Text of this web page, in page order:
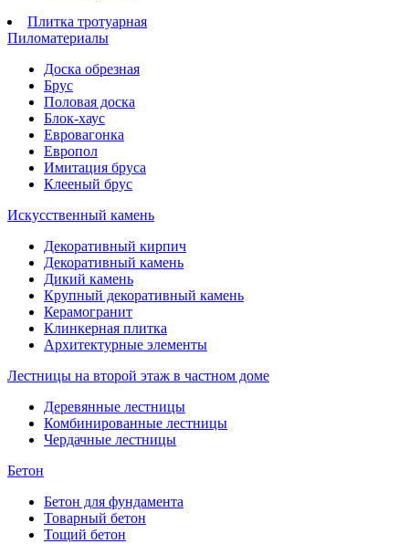
Плитка тротуарная
Пиломатериалы
Доска обрезная
Брус
Половая доска
Блок-хаус
Евровагонка
Европол
Имитация бруса
Клееный брус
Искусственный камень
Декоративный кирпич
Декоративный камень
Дикий камень
Крупный декоративный камень
Керамогранит
Клинкерная плитка
Архитектурные элементы
Лестницы на второй этаж в частном доме
Деревянные лестницы
Комбинированные лестницы
Чердачные лестницы
Бетон
Бетон для фундамента
Товарный бетон
Тощий бетон